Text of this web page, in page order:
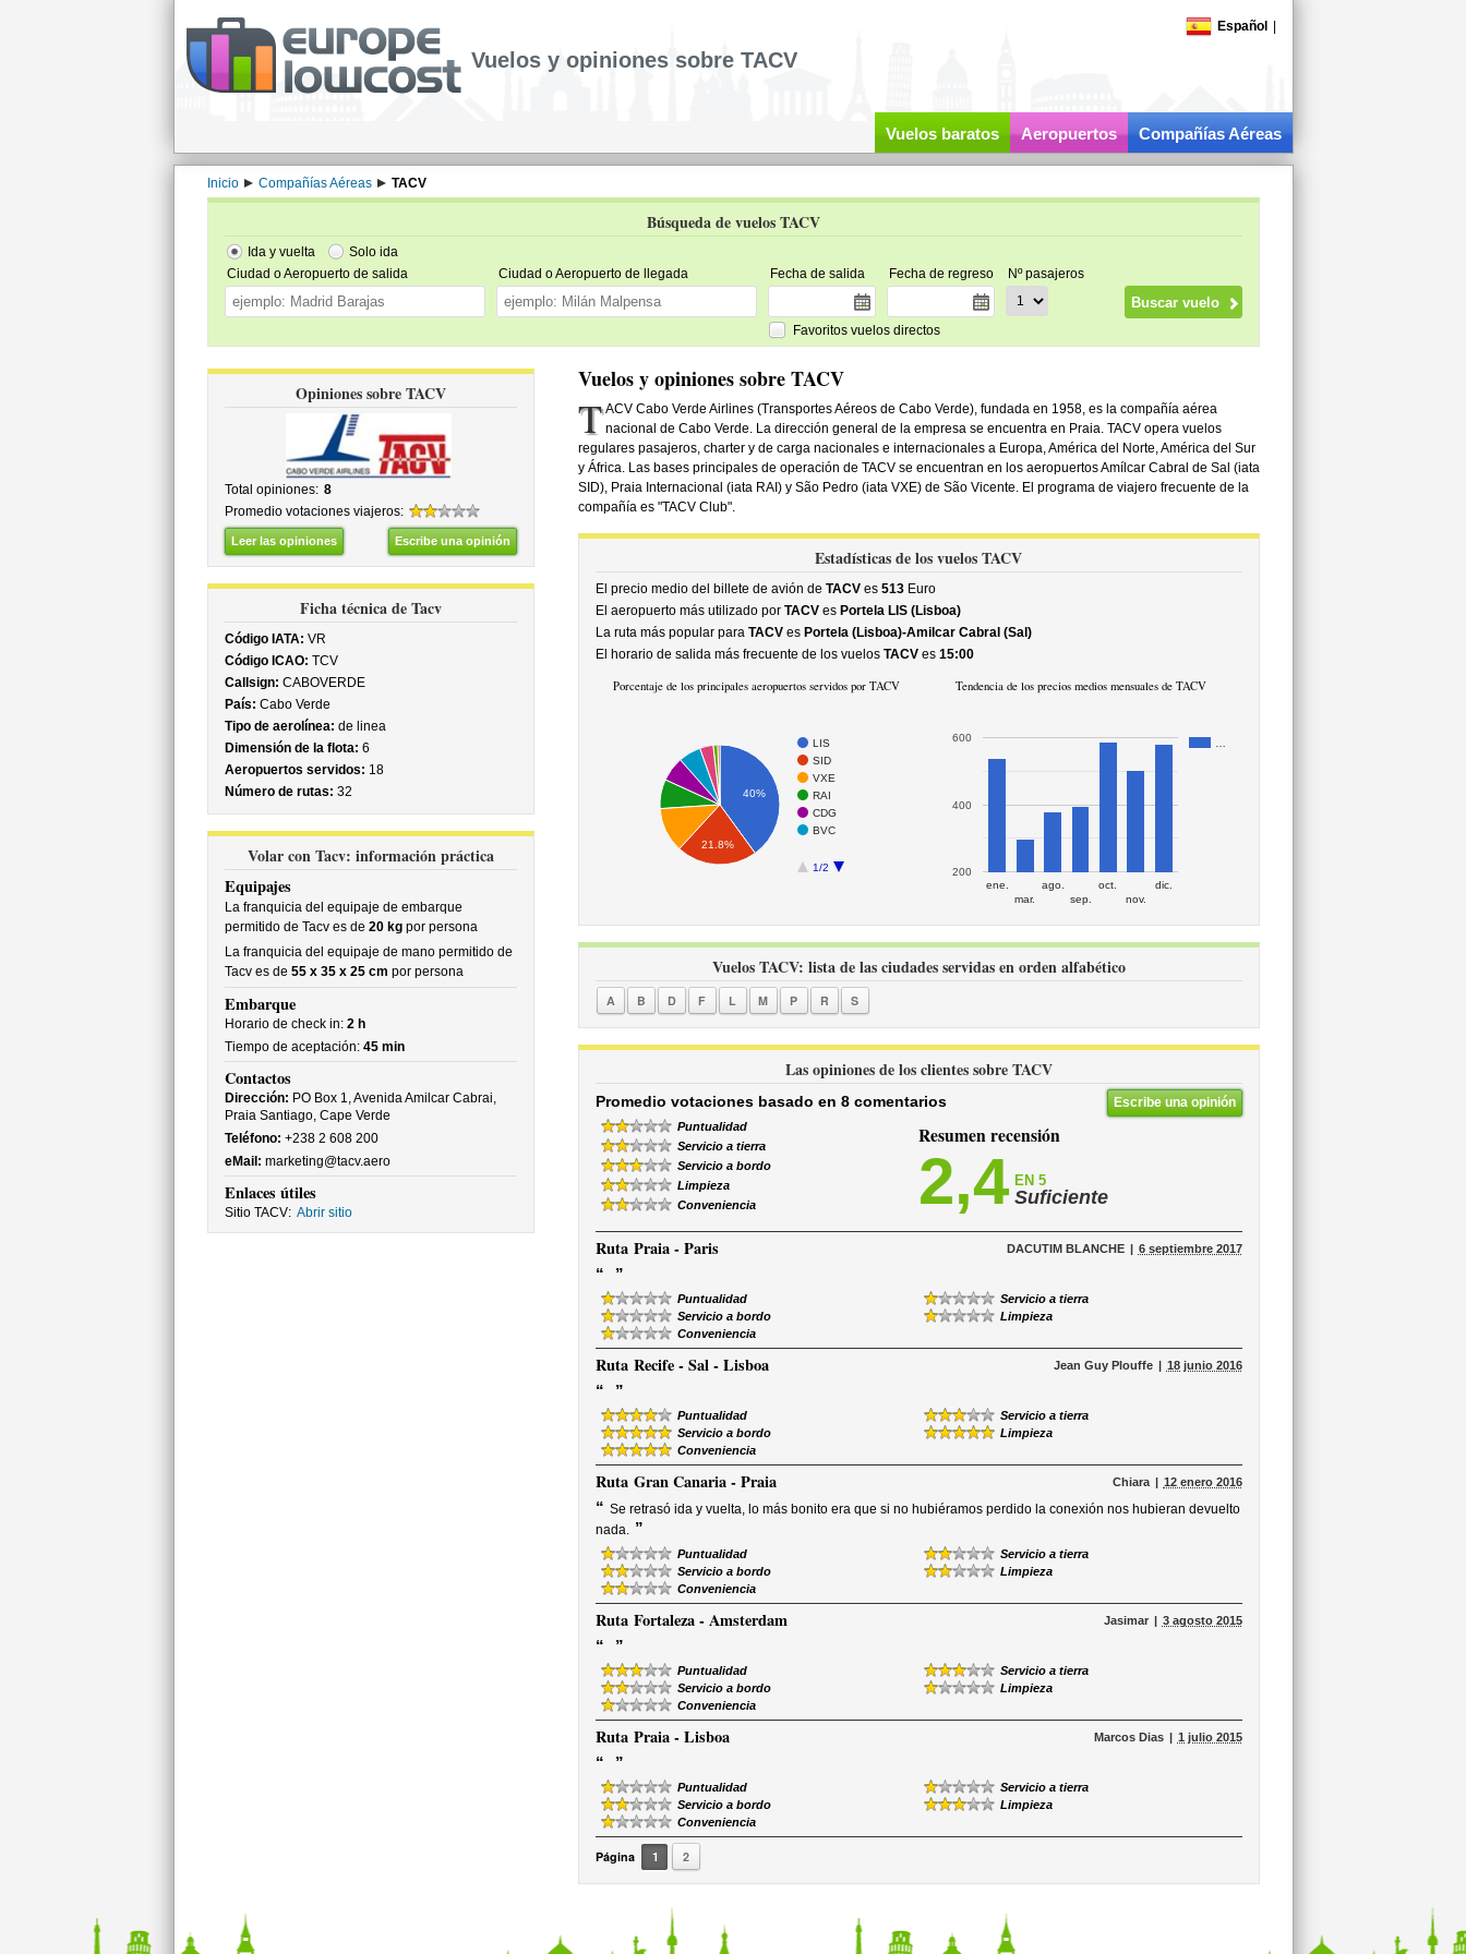
Español
Vuelos y opiniones sobre TACV
Vuelos baratos Aeropuertos Compañías Aéreas
Inicio Compañías Aéreas TACV
Búsqueda de vuelos TACV
Ida y vuelta
Solo ida
Ciudad o Aeropuerto de salida
Ciudad o Aeropuerto de llegada Fecha de salida Fecha de regreso Nº pasajeros
Favoritos vuelos directos
Opiniones sobre TACV
Total opiniones: 8
Promedio votaciones viajeros:
Leer las opiniones Escribe una opinión
Ficha técnica de Tacv
Código IATA: VR
Código ICAO: TCV
Callsign: CABOVERDE
País: Cabo Verde
Tipo de aerolínea: de linea
Dimensión de la flota: 6
Aeropuertos servidos: 18
Número de rutas: 32
Volar con Tacv: información práctica
Equipajes
La franquicia del equipaje de embarque
permitido de Tacv es de 20 kgpor persona
La franquicia del equipaje de mano permitido de
Tacv es de 55 x 35 x 25 cm por persona
Embarque
Horario de check in: 2 h
Tiempo de aceptación: 45 min
Contactos
Dirección: PO Box 1, Avenida Amilcar Cabrai,
Praia Santiago, Cape Verde
Teléfono: +238 2 608 200
eMail: marketing@tacv.aero
Enlaces útiles
Sitio TACV: Abrir sitio
Vuelos y opiniones sobre TACV
T ACV Cabo Verde Airlines (Transportes Aéreos de Cabo Verde), fundada en 1958, es la compañía aérea
nacional de Cabo Verde. La dirección general de la empresa se encuentra en Praia. TACV opera vuelos
regulares pasajeros, charter y de carga nacionales e internacionales a Europa, América del Norte, América del Sur
y África. Las bases principales de operación de TACV se encuentran en los aeropuertos Amílcar Cabral de Sal (iata
SID), Praia Internacional (iata RAI) y São Pedro (iata VXE) de São Vicente. El programa de viajero frecuente de la
compañía es "TACV Club".
Estadísticas de los vuelos TACV
El precio medio del billete de avión de TACVes 513Euro
El aeropuerto más utilizado por TACVes Portela LIS (Lisboa)
La ruta más popular para TACVes Portela (Lisboa)-Amilcar Cabral (Sal)
El horario de salida más frecuente de los vuelos TACVes 15:00
Porcentaje de los principales aeropuertos servidos por TACV
LIS
SID
VXE
RAI
CDG
BVC
1/2
40%
21.8%
Tendencia de los precios medios mensuales de TACV
ene.
mar.
ago.
sep.
oct.
nov.
dic.
200
400
600
Vuelos TACV: lista de las ciudades servidas en orden alfabético
A B D F L M P R S
Las opiniones de los clientes sobre TACV
Escribe una opinión
Promedio votaciones basado en 8 comentarios
Puntualidad
Servicio a tierra
Servicio a bordo
Limpieza
Conveniencia
Resumen recensión
2,4 EN 5
Suficiente
Ruta Praia - Paris DACUTIM BLANCHE 6 septiembre 2017
“ ”
Puntualidad
Servicio a tierra
Servicio a bordo
Limpieza
Conveniencia
Ruta Recife - Sal - Lisboa Jean Guy Plouffe 18 junio 2016
“ ”
Puntualidad
Servicio a tierra
Servicio a bordo
Limpieza
Conveniencia
Ruta Gran Canaria - Praia Chiara 12 enero 2016
“ Se retrasó ida y vuelta, lo más bonito era que si no hubiéramos perdido la conexión nos hubieran devuelto
nada. ”
Puntualidad
Servicio a tierra
Servicio a bordo
Limpieza
Conveniencia
Ruta Fortaleza - Amsterdam Jasimar 3 agosto 2015
“ ”
Puntualidad
Servicio a tierra
Servicio a bordo
Limpieza
Conveniencia
Ruta Praia - Lisboa Marcos Dias 1 julio 2015
“ ”
Puntualidad
Servicio a tierra
Servicio a bordo
Limpieza
Conveniencia
Página 1 2